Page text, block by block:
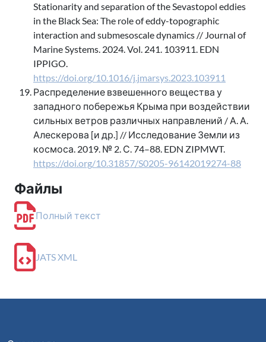
Stationarity and separation of the Sevastopol eddies
in the Black Sea: The role of eddy-topographic
interaction and submesoscale dynamics // Journal of
Marine Systems. 2024. Vol. 241. 103911. EDN
IPPIGO.
https://doi.org/10.1016/j.jmarsys.2023.103911
Распределение взвешенного вещества у
западного побережья Крыма при воздействии
сильных ветров различных направлений / А. А.
Алескерова [и др.] // Исследование Земли из
космоса. 2019. № 2. С. 74–88. EDN ZIPMWT.
https://doi.org/10.31857/S0205-96142019274-88
Файлы
Полный текст
JATS XML